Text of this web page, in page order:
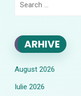
ARHIVE
August 2026
Iulie 2026